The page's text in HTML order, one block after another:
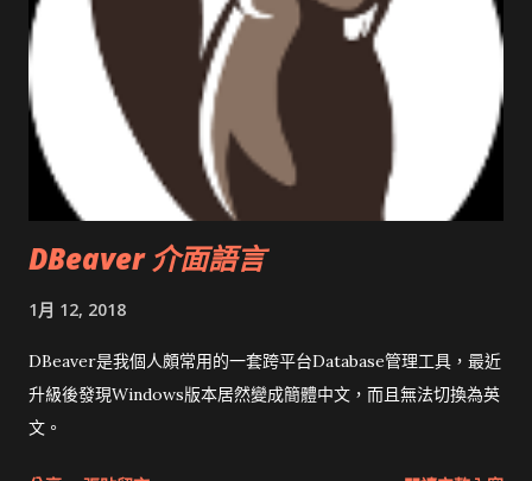
DBeaver 介面語言
1月 12, 2018
DBeaver是我個人頗常用的一套跨平台Database管理工具，最近
升級後發現Windows版本居然變成簡體中文，而且無法切換為英
文。